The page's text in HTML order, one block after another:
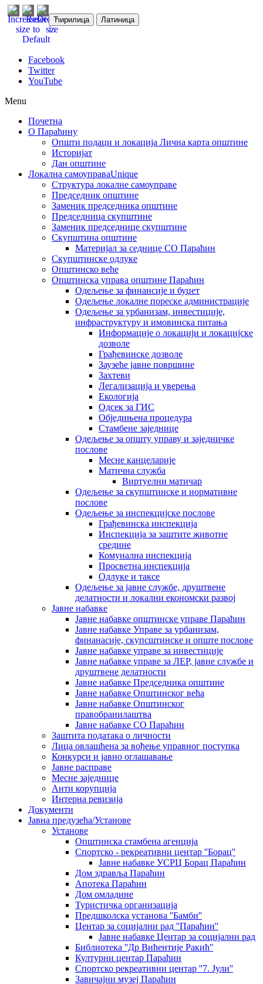
Ћирилица Латиница
Facebook
Twitter
YouTube
Menu
Почетна
О Параћину
Општи подаци и локација Лична карта општине
Историјат
Дан општине
Локална самоуправаUnique
Структура локалне самоуправе
Председник општине
Заменик председника општине
Председница скупштине
Заменик председнице скупштине
Скупштина општине
Материјал за седнице СО Параћин
Скупштинске одлуке
Општинско веће
Општинска управа општине Параћин
Одељење за финансије и буџет
Одељење локалне пореске администрације
Одељење за урбанизам, инвестиције,
инфраструктуру и имовинска питања
Информације о локацији и локацијске
дозволе
Грађевинске дозволе
Заузеће јавне површине
Захтеви
Легализација и уверења
Екологија
Одсек за ГИС
Обједињена процедура
Стамбене заједнице
Oдељење за општу управу и заједничке
послове
Месне канцеларије
Матична служба
Виртуелни матичар
Одељење за скупштинске и нормативне
послове
Одељење за инспекцијске послове
Грађевинска инспекција
Инспекција за заштите животне
средине
Комунална инспекција
Просветна инспекција
Одлуке и таксе
Одељење за јавне службе, друштвене
делатности и локални економски развој
Јавне набавке
Јавне набавке општинске управе Параћин
Јавне набавке Управе за урбанизам,
финанасије, скупсштинске и опште послове
Јавне набавке управе за инвестиције
Јавне набавке управе за ЛЕР, јавне службе и
друштвене делатности
Јавне набавке Председника општине
Јавне набавке Општинског већа
Јавне набавке Општинског
правобранилаштва
Јавне набавке СО Параћин
Заштита података о личности
Лица овлашћена за вођење управног поступка
Конкурси и јавно оглашавање
Јавне расправе
Месне заједнице
Анти корупција
Интерна ревизија
Документи
Јавна предузећа/Установе
Установе
Општинскa стамбенa агенцијa
Спортско - рекреативни центар ''Борац''
Јавне набавке УСРЦ Борац Параћин
Дом здравља Параћин
Апотека Параћин
Дом омладине
Туристичка организација
Предшколска установа ''Бамби''
Центар за социјални рад ''Параћин''
Јавне набавке Центар за социјални рад
Библиотека ''Др Вићентије Ракић''
Културни центар Параћин
Спортско рекреативни центар ''7. Јули''
Завичајни музеј Параћин